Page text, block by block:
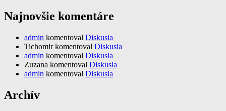
Najnovšie komentáre
admin komentoval Diskusia
Tichomirkomentoval Diskusia
admin komentoval Diskusia
Zuzana komentoval Diskusia
admin komentoval Diskusia
Archív